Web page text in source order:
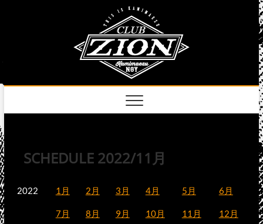
SCHEDULE 2022/11月
2022 1月 2月 3月 4月 5月 6月
7月 8月 9月 10月 11月 12月